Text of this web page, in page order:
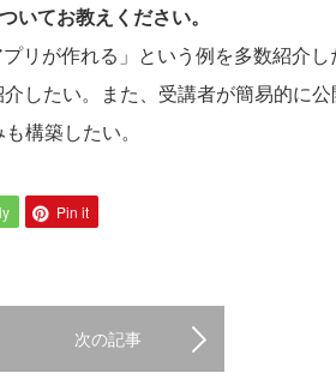
てお教えください。
リが作れる」という例を多数紹介
したい。また、受講者が簡易的に
構築したい。
Pin it
次の記事